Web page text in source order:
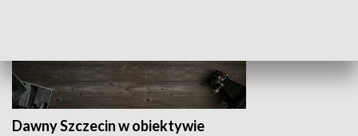
Dawny Szczecin w obiektywie